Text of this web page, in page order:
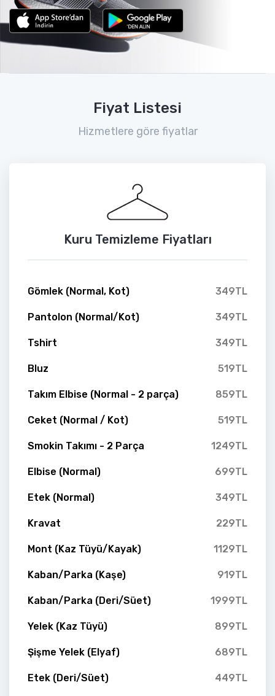
Fiyat Listesi
Hizmetlere göre fiyatlar
Kuru Temizleme Fiyatları
Gömlek (Normal, Kot) 349TL
Pantolon (Normal/Kot) 349TL
Tshirt 349TL
Bluz 519TL
Takım Elbise (Normal - 2 parça) 859TL
Ceket (Normal / Kot) 519TL
Smokin Takımı - 2 Parça 1249TL
Elbise (Normal) 699TL
Etek (Normal) 349TL
Kravat 229TL
Mont (Kaz Tüyü/Kayak) 1129TL
Kaban/Parka (Kaşe) 919TL
Kaban/Parka (Deri/Süet) 1999TL
Yelek (Kaz Tüyü) 899TL
Şişme Yelek (Elyaf) 689TL
Etek (Deri/Süet) 449TL